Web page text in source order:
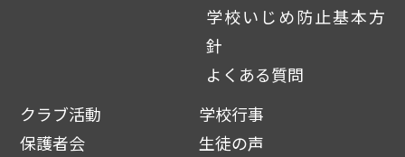
学校いじめ防止基本方
針
よくある質問
クラブ活動
学校行事
保護者会
生徒の声